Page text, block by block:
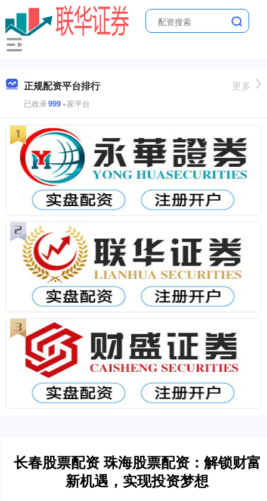
正规配资平台排行
已收录999+家平台
更多
长春股票配资 珠海股票配资：解锁财富
新机遇，实现投资梦想